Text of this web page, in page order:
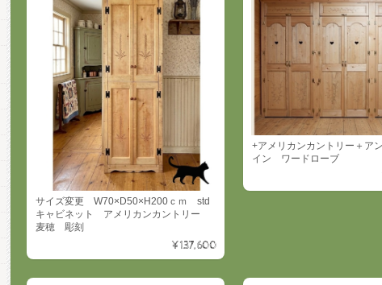
サイズ変更 W70×D50×H200ｃｍ std
キャビネット アメリカンカントリー
麦穂 彫刻
¥137,600
+アメリカンカントリー＋ア
イン ワードローブ